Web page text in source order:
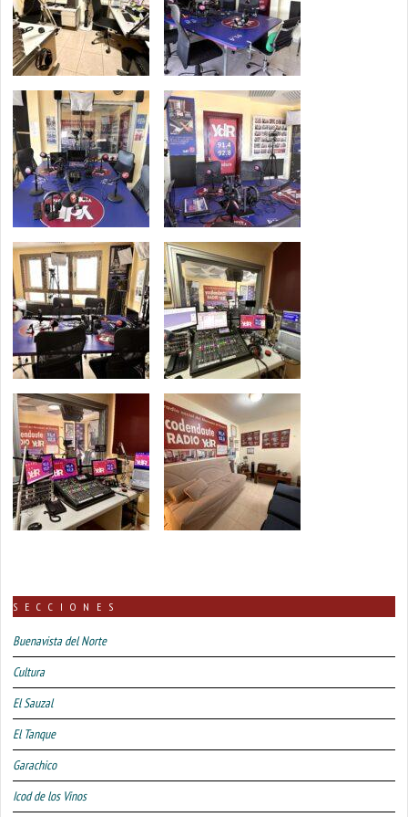
SECCIONES
Buenavista del Norte
Cultura
El Sauzal
El Tanque
Garachico
Icod de los Vinos